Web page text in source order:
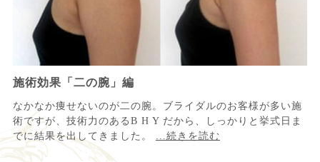
施術効果「二の腕」編
なかなか痩せないのが二の腕。ブライダルのお客様が多い施
術ですが、技術力のあるB H Y だから、しっかりと挙式日ま
でに結果を出してきました。
...続きを読む